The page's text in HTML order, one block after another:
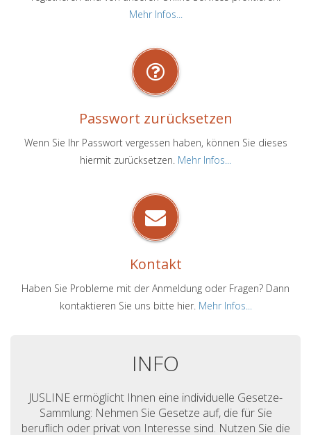
Mehr Infos...
Passwort zurücksetzen
Wenn Sie Ihr Passwort vergessen haben, können Sie dieses
hiermit zurücksetzen. Mehr Infos...
Kontakt
Haben Sie Probleme mit der Anmeldung oder Fragen? Dann
kontaktieren Sie uns bitte hier. Mehr Infos...
INFO
JUSLINE ermöglicht Ihnen eine individuelle Gesetze-
Sammlung: Nehmen Sie Gesetze auf, die für Sie
beruflich oder privat von Interesse sind. Nutzen Sie die